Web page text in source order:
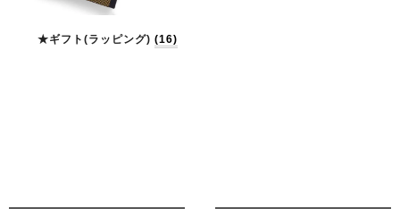
★ギフト(ラッピング)(16)